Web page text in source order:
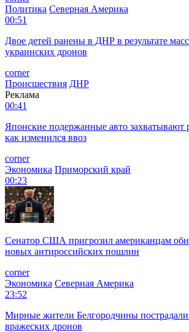
Политика Северная Америка
00:51
Двое детей ранены в ДНР в результате
украинских дронов
corner
Происшествия ДНР
Реклама
00:41
Японские подержанные авто захватывают
как изменился ввоз
corner
Экономика Приморский край
00:23
Сенатор США пригрозил американцам
новых антироссийских пошлин
corner
Экономика Северная Америка
23:52
Мирные жители Белгородчины пострадали
вражеских дронов